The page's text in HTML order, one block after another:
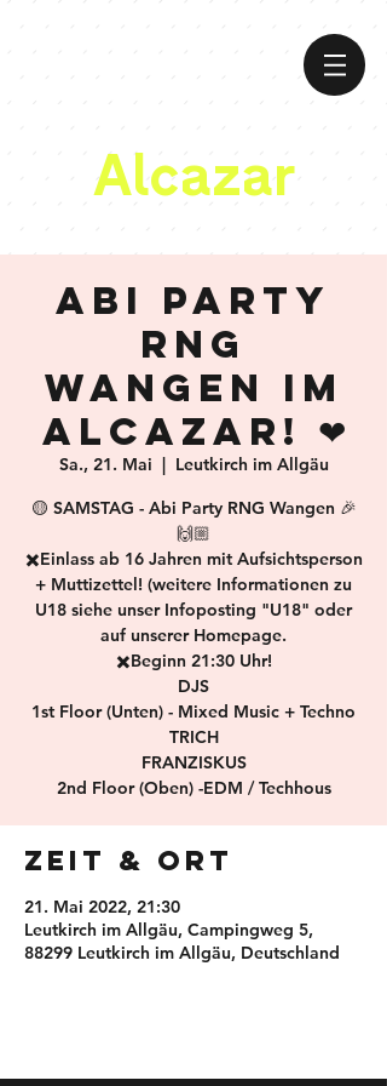
Alcazar
Abi Party
RNG
Wangen im
Alcazar! ❤
Sa., 21. Mai
  |
Leutkirch im Allgäu
🟡 SAMSTAG - Abi Party RNG Wangen 🎉
🙌🏼
✖️Einlass ab 16 Jahren mit Aufsichtsperson
+ Muttizettel! (weitere Informationen zu
U18 siehe unser Infoposting "U18" oder
auf unserer Homepage.
✖️Beginn 21:30 Uhr!
DJS
1st Floor (Unten) - Mixed Music + Techno
TRICH
FRANZISKUS
2nd Floor (Oben) -EDM / Techhous
Zeit & Ort
21. Mai 2022, 21:30
Leutkirch im Allgäu, Campingweg 5,
88299 Leutkirch im Allgäu, Deutschland